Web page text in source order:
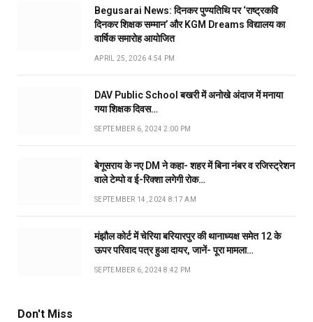
Begusarai News: दिनकर पुण्यतिथि पर ‘राष्ट्रकवि
दिनकर शिक्षक सम्मान’ और KGM Dreams विद्यालय का
वार्षिक समारोह आयोजित
APRIL 25, 2026 4:54 PM
DAV Public School बखरी में अनोखे अंदाज में मनाया
गया शिक्षक दिवस…
SEPTEMBER 6, 2024 2:00 PM
बेगूसराय के नए DM ने कहा- शहर में बिना नंबर व रजिस्ट्रेशन
वाले टेम्पो व ई-रिक्शा लगेगी रोक…
SEPTEMBER 14, 2024 8:17 AM
मंझौल कोर्ट में चेरिया बरियारपुर की थानाध्यक्ष समेत 12 के
ऊपर परिवाद पत्र हुआ दायर, जानें- पूरा मामला…
SEPTEMBER 6, 2024 8:42 PM
Don't Miss